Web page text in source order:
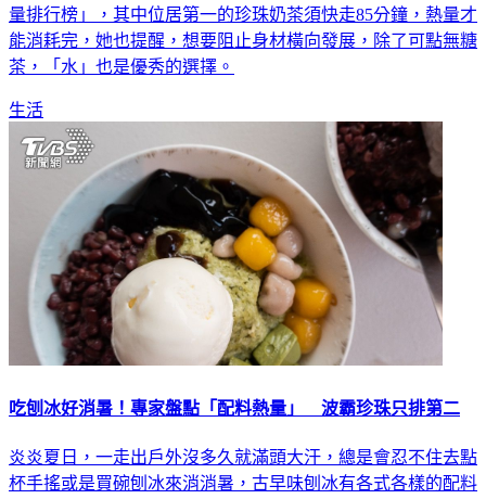
量排行榜」，其中位居第一的珍珠奶茶須快走85分鐘，熱量才
能消耗完，她也提醒，想要阻止身材橫向發展，除了可點無糖
茶，「水」也是優秀的選擇。
生活
吃刨冰好消暑！專家盤點「配料熱量」 波霸珍珠只排第二
炎炎夏日，一走出戶外沒多久就滿頭大汗，總是會忍不住去點
杯手搖或是買碗刨冰來消消暑，古早味刨冰有各式各樣的配料